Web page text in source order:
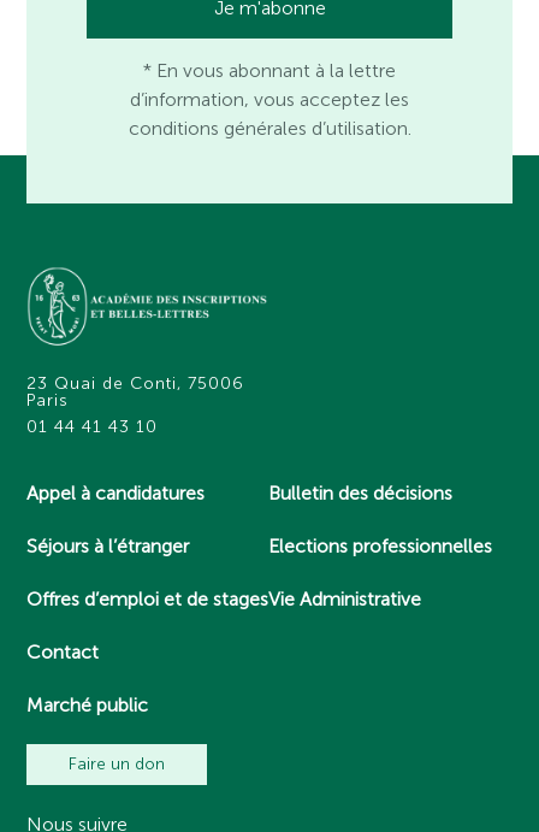
* En vous abonnant à la lettre
d’information, vous acceptez les
conditions générales d’utilisation.
23 Quai de Conti, 75006
Paris
01 44 41 43 10
Appel à candidatures
Séjours à l’étranger
Offres d’emploi et de stages
Contact
Marché public
Bulletin des décisions
Elections professionnelles
Vie Administrative
Faire un don
Nous suivre